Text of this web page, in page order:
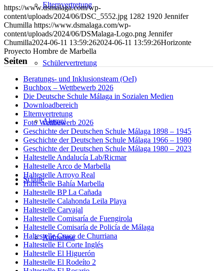
Elternvertretung
Schülervertretung
Alumni
Schule
Aufnahme
Mail
teilen
https://www.dsmalaga.com/wp-
content/uploads/2024/06/DSC_5552.jpg 1282 1920 Jennifer
Chumilla https://www.dsmalaga.com/wp-
content/uploads/2024/06/DSMalaga-Logo.png Jennifer
Chumilla2024-06-11 13:59:262024-06-11 13:59:26Horizonte
Proyecto Hombre de Marbella
Seiten
Beratungs- und Inklusionsteam (OeI)
Buchbox – Wettbewerb 2026
Die Deutsche Schule Málaga in Sozialen Medien
Downloadbereich
Elternvertretung
Foto Wettbewerb 2026
Geschichte der Deutschen Schule Málaga 1898 – 1945
Geschichte der Deutschen Schule Málaga 1966 – 1980
Geschichte der Deutschen Schule Málaga 1980 – 2023
Haltestelle Andalucía Lab/Ricmar
Haltestelle Arco de Marbella
Haltestelle Arroyo Real
Haltestelle Bahía Marbella
Haltestelle BP La Cañada
Haltestelle Calahonda Leila Playa
Haltestelle Carvajal
Haltestelle Comisaría de Fuengirola
Haltestelle Comisaría de Policía de Málaga
Haltestelle Cruce de Churriana
Haltestelle El Corte Inglés
Haltestelle El Higuerón
Haltestelle El Rodeíto 2